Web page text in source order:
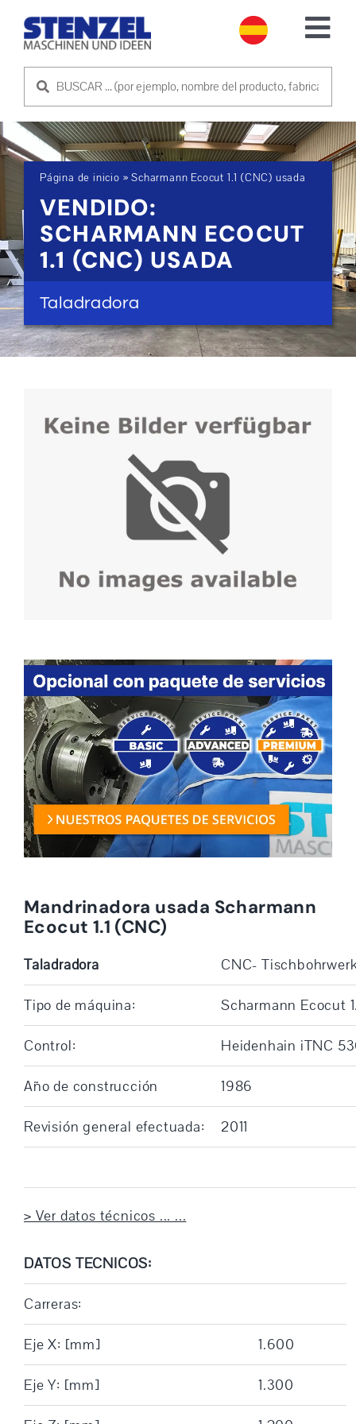
MÁQUINAS USADAS
VENDER MÁQUINA
SERVICIO
EMPRESA
PÓNGASE EN CONTACTO CON NOSOTROS
Página de inicio »Scharmann Ecocut 1.1 (CNC) usada
VENDIDO:
SCHARMANN ECOCUT
1.1 (CNC) USADA
Taladradora
Mandrinadora usada Scharmann
Ecocut 1.1 (CNC)
Taladradora CNC-
Tipo de máquina: Scharmann Ecocut
Control: Heidenhain iTNC
Año de construcción 1986
Revisión general efectuada: 2011
> Ver datos técnicos ... ...
DATOS TECNICOS:
Carreras:
Eje X: [mm] 1.600
Eje Y: [mm] 1.300